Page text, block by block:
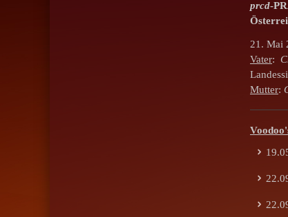
prcd-
21. Mai
Vater:
Mutter: